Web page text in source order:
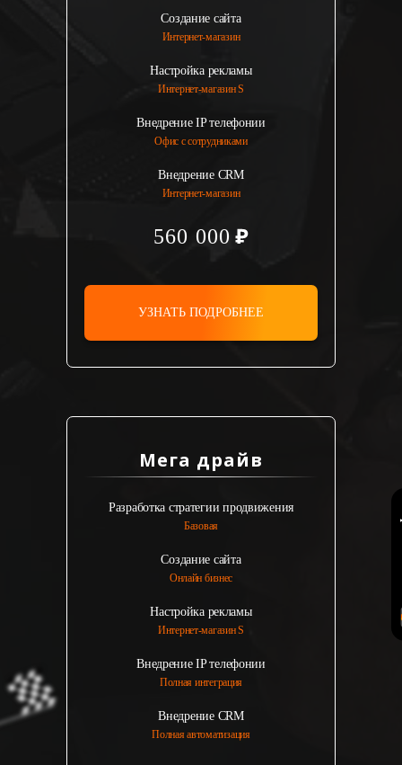
Создание сайта
Интернет-магазин
Настройка рекламы
Интернет-магазин S
Внедрение IP телефонии
Офис с сотрудниками
Внедрение CRM
Интернет-магазин
560 000
УЗНАТЬ ПОДРОБНЕЕ
Мега драйв
Разработка стратегии продвижения
Базовая
Создание сайта
Онлайн бизнес
Настройка рекламы
Интернет-магазин S
Внедрение IP телефонии
Полная интеграция
Внедрение CRM
Полная автоматизация